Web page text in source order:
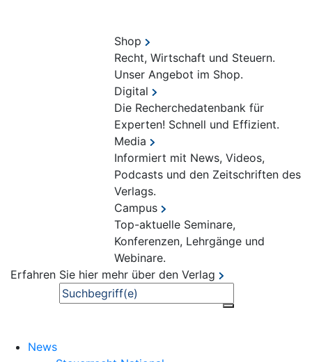
Shop
Recht, Wirtschaft und Steuern.
Unser Angebot im Shop.
Digital
Die Recherchedatenbank für
Experten! Schnell und Effizient.
Media
Informiert mit News, Videos,
Podcasts und den Zeitschriften des
Verlags.
Campus
Top-aktuelle Seminare,
Konferenzen, Lehrgänge und
Webinare.
Erfahren Sie hier mehr über den Verlag
Suche
News